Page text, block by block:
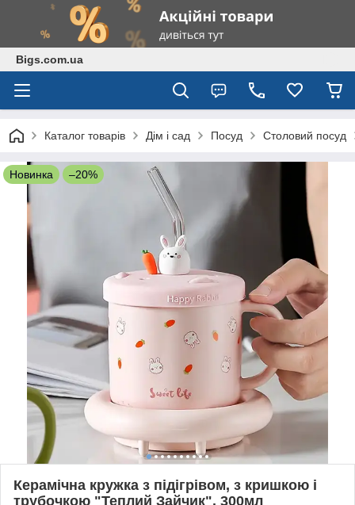
Bigs.com.ua
Каталог товарів Дім і сад Посуд Столовий посуд
Новинка –20%
Керамічна кружка з підігрівом, з кришкою і
трубочкою "Теплий Зайчик", 300мл